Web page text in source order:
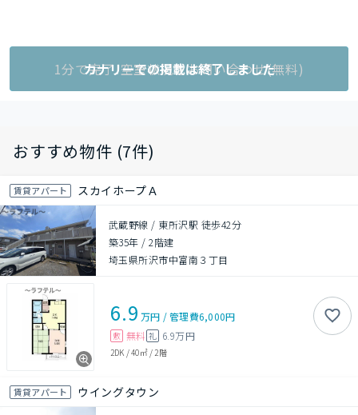
1分で完了!空室状況をお問い合わせ(無料)
カナリーでの掲載は終了しました
おすすめ物件 (7件)
賃貸アパート スカイホープＡ
武蔵野線 / 東所沢駅 徒歩42分
築35年 /2階建
埼玉県所沢市中富南３丁目
6.9 万円 /管理費6,000円
敷 無料 礼 6.9万円
2DK /40㎡/ 2階
賃貸アパート ウイングタウン